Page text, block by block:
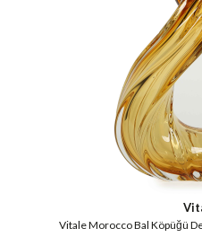
Vitale Morocco Bal Köpüğü